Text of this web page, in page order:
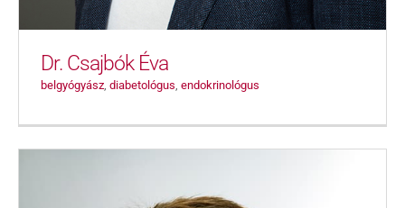
Dr. Csajbók Éva
belgyógyász, diabetológus, endokrinológus